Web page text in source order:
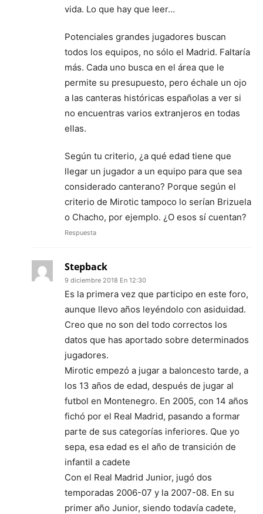
vida. Lo que hay que leer…
Potenciales grandes jugadores buscan
todos los equipos, no sólo el Madrid. Faltaría
más. Cada uno busca en el área que le
permite su presupuesto, pero échale un ojo
a las canteras históricas españolas a ver si
no encuentras varios extranjeros en todas
ellas.
Según tu criterio, ¿a qué edad tiene que
llegar un jugador a un equipo para que sea
considerado canterano? Porque según el
criterio de Mirotic tampoco lo serían Brizuela
o Chacho, por ejemplo. ¿O esos sí cuentan?
Respuesta
Stepback
9 diciembre 2018 En 12:30
Es la primera vez que participo en este foro,
aunque llevo años leyéndolo con asiduidad.
Creo que no son del todo correctos los
datos que has aportado sobre determinados
jugadores.
Mirotic empezó a jugar a baloncesto tarde, a
los 13 años de edad, después de jugar al
futbol en Montenegro. En 2005, con 14 años
fichó por el Real Madrid, pasando a formar
parte de sus categorías inferiores. Que yo
sepa, esa edad es el año de transición de
infantil a cadete
Con el Real Madrid Junior, jugó dos
temporadas 2006-07 y la 2007-08. En su
primer año Junior, siendo todavía cadete,